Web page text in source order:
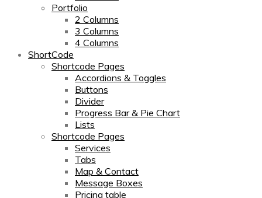
Portfolio
2 Columns
3 Columns
4 Columns
ShortCode
Shortcode Pages
Accordions & Toggles
Buttons
Divider
Progress Bar & Pie Chart
Lists
Shortcode Pages
Services
Tabs
Map & Contact
Message Boxes
Pricing table